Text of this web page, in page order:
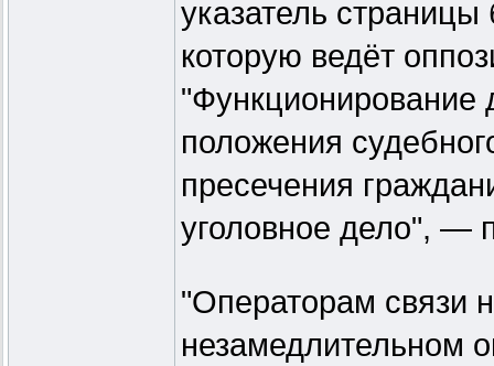
указатель
которую ведёт
"Функционирование
положения
пресечения
уголовное дело", —
"Операторам связи
незамедлительном